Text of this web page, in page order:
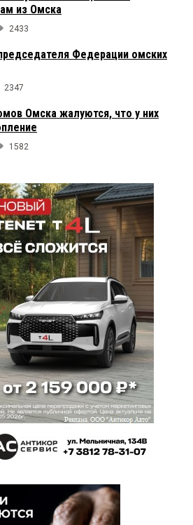
из Омска
2433
Федерации омских
2347
Омска жалуются, что у них
1582